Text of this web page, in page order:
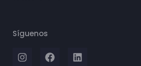
Síguenos